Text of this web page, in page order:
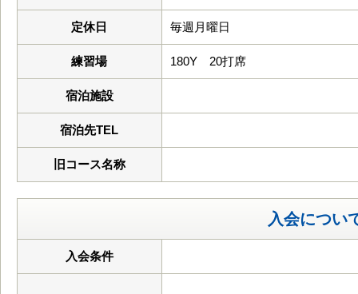
定休日 毎週月曜日
練習場 180Y 20打席
宿泊施設
宿泊先TEL
旧コース名称
入会につい
入会条件